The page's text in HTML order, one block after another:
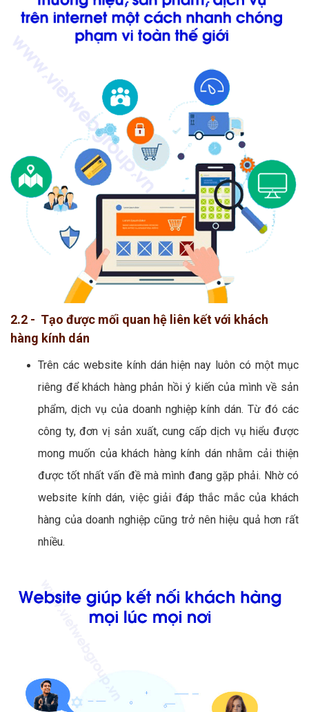
2.2 - Tạo được mối quan hệ liên kết với khách
hàng kính dán
Trên các website kính dán hiện nay luôn có một mục
riêng để khách hàng phản hồi ý kiến của mình về sản
phẩm, dịch vụ của doanh nghiệp kính dán. Từ đó các
công ty, đơn vị sản xuất, cung cấp dịch vụ hiểu được
mong muốn của khách hàng kính dán nhằm cải thiện
được tốt nhất vấn đề mà mình đang gặp phải. Nhờ có
website kính dán, việc giải đáp thắc mắc của khách
hàng của doanh nghiệp cũng trở nên hiệu quả hơn rất
nhiều.